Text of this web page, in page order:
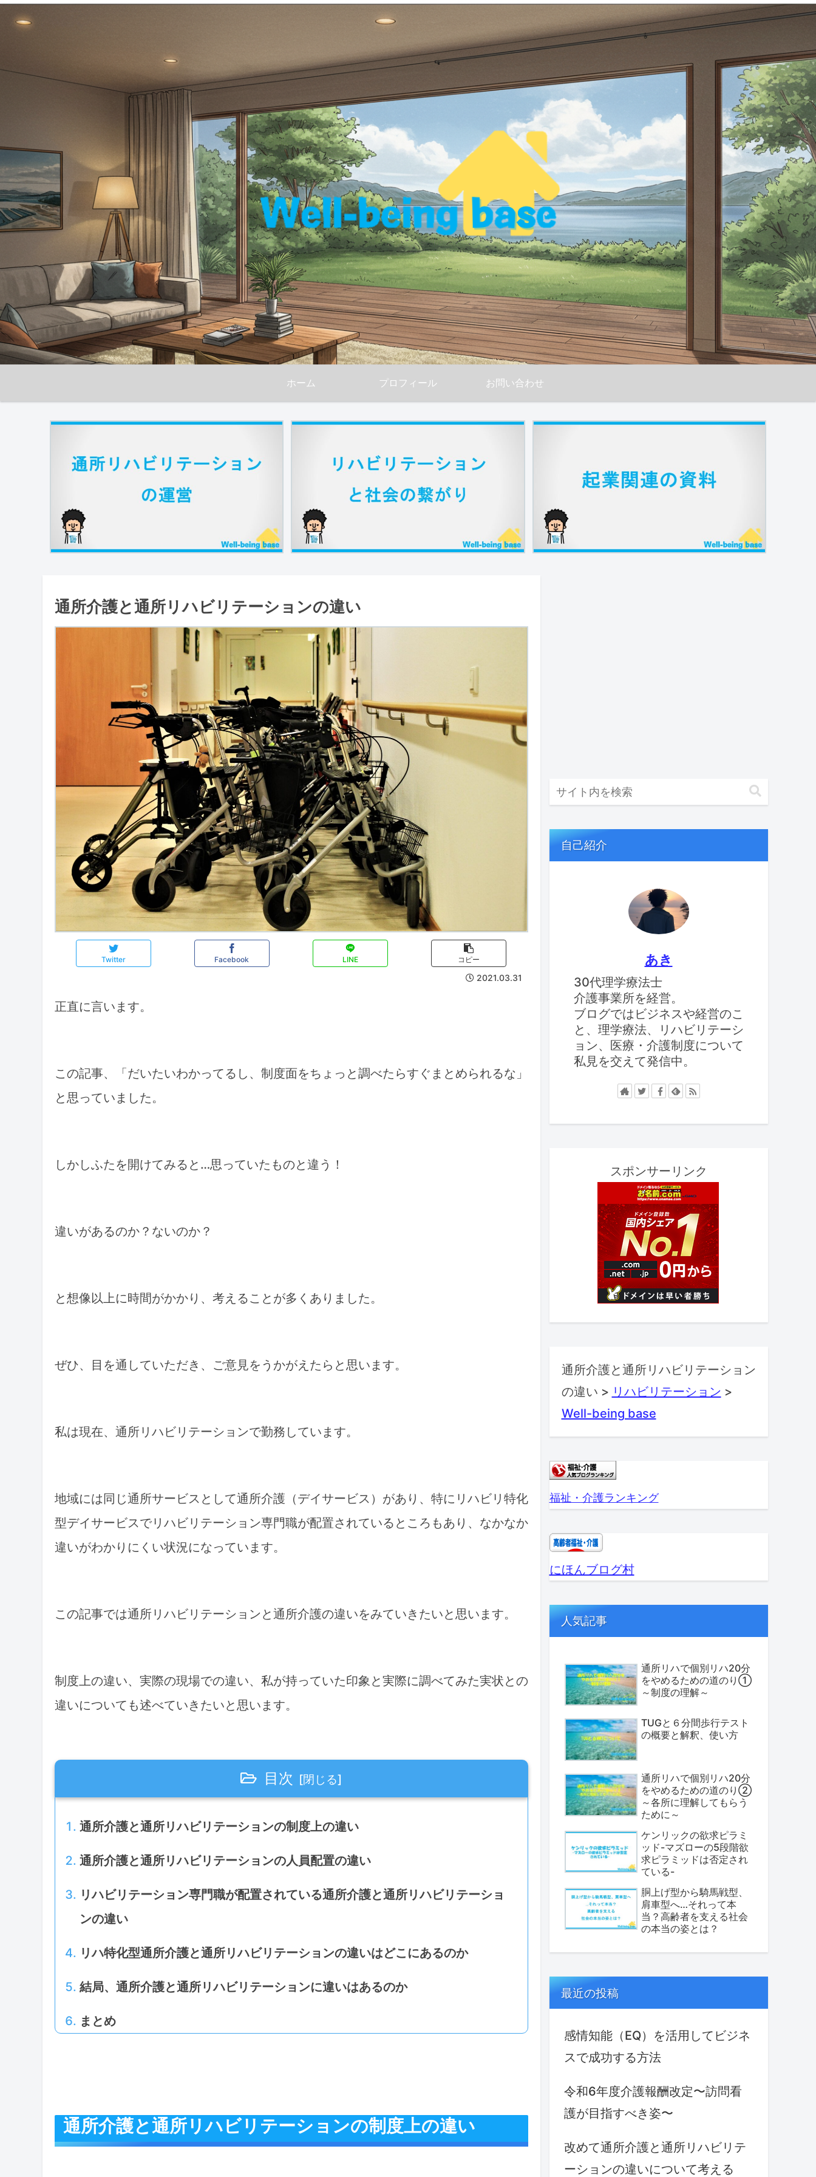
ホーム プロフィール お問い合わせ
通所介護と通所リハビリテーションの違い
Twitter Facebook LINE コピー
2021.03.31
正直に言います。
この記事、「だいたいわかってるし、制度面をちょっと調べたらすぐまとめられるな」
と思っていました。
しかしふたを開けてみると…思っていたものと違う！
違いがあるのか？ないのか？
と想像以上に時間がかかり、考えることが多くありました。
ぜひ、目を通していただき、ご意見をうかがえたらと思います。
私は現在、通所リハビリテーションで勤務しています。
地域には同じ通所サービスとして通所介護（デイサービス）があり、特にリハビリ特化
型デイサービスでリハビリテーション専門職が配置されているところもあり、なかなか
違いがわかりにくい状況になっています。
この記事では通所リハビリテーションと通所介護の違いをみていきたいと思います。
制度上の違い、実際の現場での違い、私が持っていた印象と実際に調べてみた実状との
違いについても述べていきたいと思います。
目次
通所介護と通所リハビリテーションの制度上の違い
通所介護と通所リハビリテーションの人員配置の違い
リハビリテーション専門職が配置されている通所介護と通所リハビリテーショ
ンの違い
リハ特化型通所介護と通所リハビリテーションの違いはどこにあるのか
結局、通所介護と通所リハビリテーションに違いはあるのか
まとめ
通所介護と通所リハビリテーションの制度上の違い
自己紹介
あき
30代理学療法士
介護事業所を経営。
ブログではビジネスや経営のこ
と、理学療法、リハビリテーシ
ョン、医療・介護制度について
私見を交えて発信中。
スポンサーリンク
通所介護と通所リハビリテーション
の違い > リハビリテーション >
Well-being base
福祉・介護ランキング
にほんブログ村
人気記事
通所リハで個別リハ20分
をやめるための道のり①
～制度の理解～
TUGと６分間歩行テスト
の概要と解釈、使い方
通所リハで個別リハ20分
をやめるための道のり②
～各所に理解してもらう
ために～
ケンリックの欲求ピラミ
ッド-マズローの5段階欲
求ピラミッドは否定され
ている-
胴上げ型から騎馬戦型、
肩車型へ…それって本
当？高齢者を支える社会
の本当の姿とは？
最近の投稿
感情知能（EQ）を活用してビジネ
スで成功する方法
令和6年度介護報酬改定〜訪問看
護が目指すべき姿〜
改めて通所介護と通所リハビリテ
ーションの違いについて考える